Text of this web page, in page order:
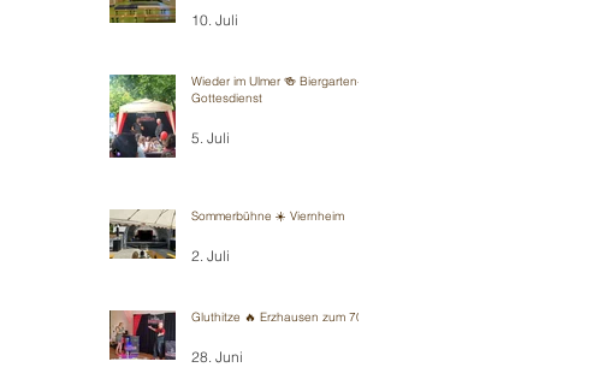
10. Juli
Wieder im Ulmer 🍻 Biergarten-
Gottesdienst
5. Juli
Sommerbühne ☀️ Viernheim
2. Juli
Gluthitze 🔥 Erzhausen zum 70.
28. Juni